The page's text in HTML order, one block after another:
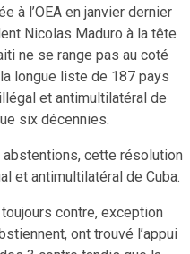
à l’OEA en janvier dernier
Nicolas Maduro à la tête
ne se range pas au coté
longue liste de 187 pays
et antimultilatéral de
six décennies.
cette résolution
et antimultilatéral de Cuba.
contre, exception
ont trouvé l’appui